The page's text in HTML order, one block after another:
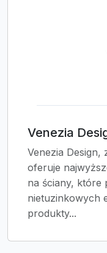
Venezia
Venezia Design,
oferuje
na ściany, które
nietuzinkowych
produkty...